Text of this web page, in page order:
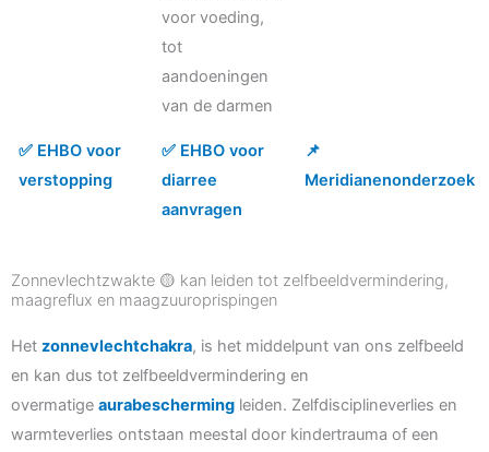
voor voeding,
tot
aandoeningen
van de darmen
✅ EHBO voor
verstopping
✅ EHBO voor
diarree
aanvragen
📌
Meridianenonderzoek
Zonnevlechtzwakte 🟡 kan leiden tot zelfbeeldvermindering,
maagreflux en maagzuuroprispingen
Het zonnevlechtchakra, is het middelpunt van ons zelfbeeld
en kan dus tot zelfbeeldvermindering en
overmatige aurabescherming leiden. Zelfdisciplineverlies en
warmteverlies ontstaan meestal door kindertrauma of een